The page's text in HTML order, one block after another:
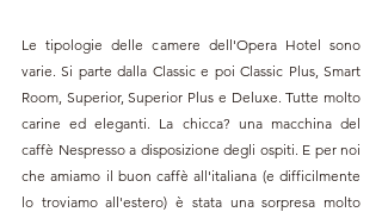
Le tipologie delle camere dell'Opera Hotel sono
varie. Si parte dalla Classic e poi Classic Plus, Smart
Room, Superior, Superior Plus e Deluxe. Tutte molto
carine ed eleganti. La chicca? una macchina del
caffè Nespresso a disposizione degli ospiti. E per noi
che amiamo il buon caffè all'italiana (e difficilmente
lo troviamo all'estero) è stata una sorpresa molto